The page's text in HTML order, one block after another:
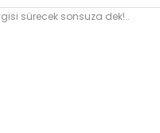
sürecek sonsuza dek!..